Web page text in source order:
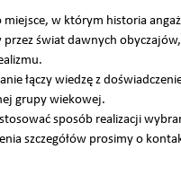
miejsce, w którym historia
przez świat dawnych
łączy wiedzę z
grupy wiekowej.
sposób realizacji
szczegółów prosimy o